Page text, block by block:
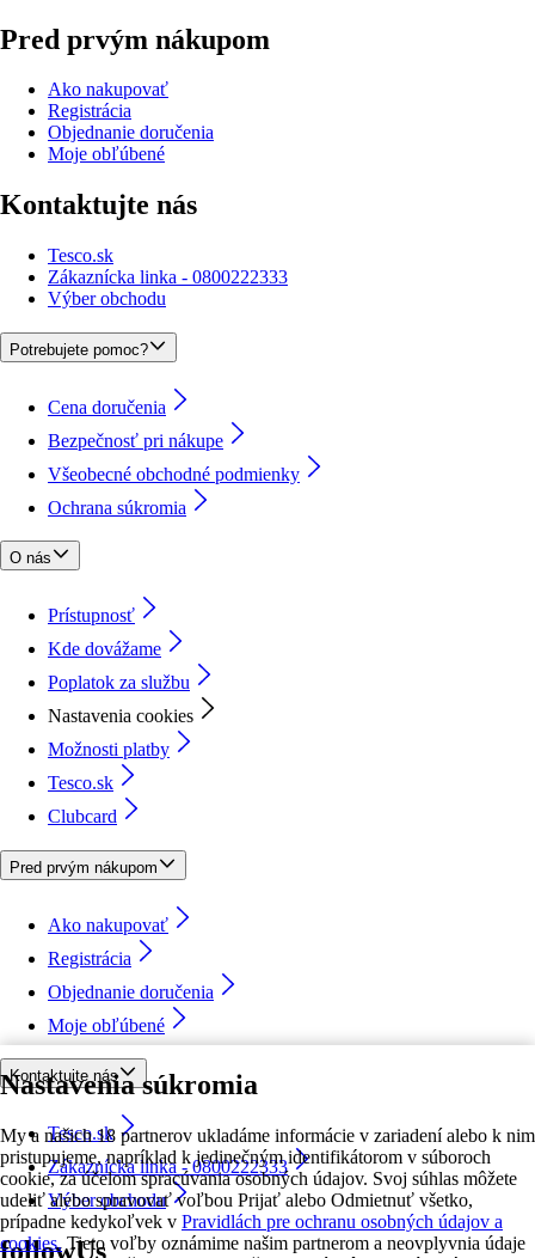
Nastavenia súkromia
My a našich 18 partnerov ukladáme informácie v zariadení alebo k nim
pristupujeme, napríklad k jedinečným identifikátorom v súboroch
cookie, za účelom spracúvania osobných údajov. Svoj súhlas môžete
udeliť alebo spravovať voľbou Prijať alebo Odmietnuť všetko,
prípadne kedykoľvek v Pravidlách pre ochranu osobných údajov a
cookies. Tieto voľby oznámime našim partnerom a neovplyvnia údaje
Pred prvým nákupom
Ako nakupovať
Registrácia
Objednanie doručenia
Moje obľúbené
Kontaktujte nás
Tesco.sk
Zákaznícka linka - 0800222333
Výber obchodu
Potrebujete pomoc?
Cena doručenia
Bezpečnosť pri nákupe
Všeobecné obchodné podmienky
Ochrana súkromia
O nás
Prístupnosť
Kde dovážame
Poplatok za službu
Nastavenia cookies
Možnosti platby
Tesco.sk
Clubcard
Pred prvým nákupom
Ako nakupovať
Registrácia
Objednanie doručenia
Moje obľúbené
Kontaktujte nás
Tesco.sk
Zákaznícka linka - 0800222333
Výber obchodu
followUs